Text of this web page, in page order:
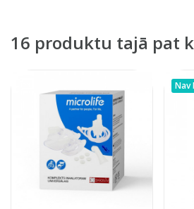
16 produktu tajā pat
Nav